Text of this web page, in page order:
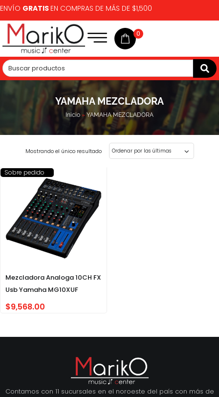
ENVÍO GRATIS EN COMPRAS DE MÁS DE $1,500
0
YAMAHA MEZCLADORA
Inicio » YAMAHA MEZCLADORA
Mostrando el único resultado
Sobre pedido
Mezcladora Analoga 10CH FX
Usb Yamaha MG10XUF
$9,568.00
Contamos con 11 sucursales en el noroeste del país con más de